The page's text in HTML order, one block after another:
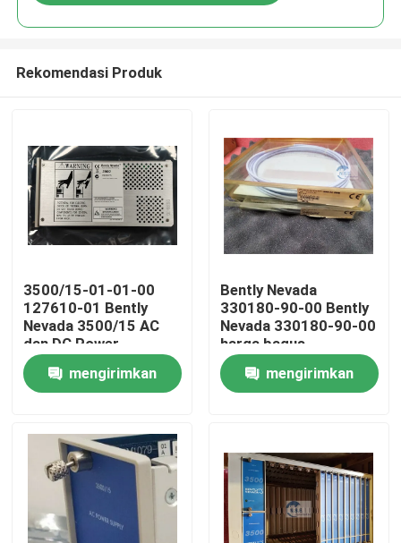
Rumah
Tentang kami
Tur Pabrik
Rekomendasi Produk
3500/15-01-01-00
127610-01 Bently
Nevada 3500/15 AC
dan DC Power
Supplies
mengirimkan
Bently Nevada
330180-90-00 Bently
Nevada 330180-90-00
harga bagus
mengirimkan